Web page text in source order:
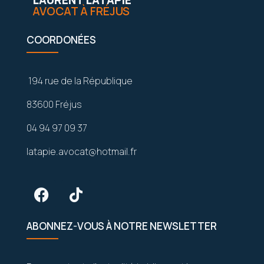
AVOCAT À FRÉJUS
COORDONÉES
194 rue de la République
83600 Fréjus
04 94 97 09 37
latapie.avocat@hotmail.fr
ABONNEZ-VOUS À NOTRE NEWSLETTER